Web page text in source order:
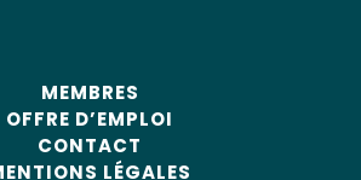
MEMBRES
OFFRE D’EMPLOI
CONTACT
LÉGALES